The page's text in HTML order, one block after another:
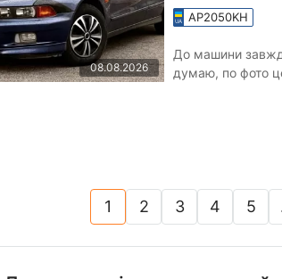
08.08.2026
AP2050KH
До машини
думаю, по фото
1(current)
2 3 4 5